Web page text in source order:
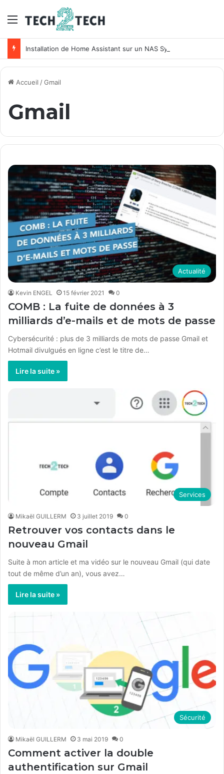
Menu
Installation de Home Assistant sur un NAS Synology
Accueil /Gmail
Gmail
Actualité
Kevin ENGEL 15 février 2021 0
COMB : La fuite de données à 3
milliards d’e-mails et de mots de passe
Cybersécurité : plus de 3 milliards de mots de passe Gmail et
Hotmail divulgués en ligne c’est le titre de…
Lire la suite »
Services
Mikaël GUILLERM 3 juillet 2019 0
Retrouver vos contacts dans le
nouveau Gmail
Suite à mon article et ma vidéo sur le nouveau Gmail (qui date
tout de même d’un an), vous avez…
Lire la suite »
Sécurité
Mikaël GUILLERM 3 mai 2019 0
Comment activer la double
authentification sur Gmail